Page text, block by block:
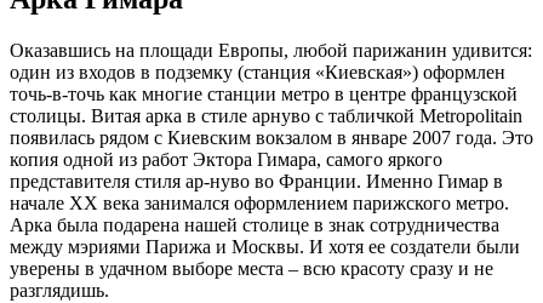
Оказавшись на площади Европы, любой парижанин удивится:
один из входов в подземку (станция «Киевская») оформлен
точь-в-точь как многие станции метро в центре французской
столицы. Витая арка в стиле арнуво с табличкой Metropolitain
появилась рядом с Киевским вокзалом в январе 2007 года. Это
копия одной из работ Эктора Гимара, самого яркого
представителя стиля ар-нуво во Франции. Именно Гимар в
начале XX века занимался оформлением парижского метро.
Арка была подарена нашей столице в знак сотрудничества
между мэриями Парижа и Москвы. И хотя ее создатели были
уверены в удачном выборе места – всю красоту сразу и не
разглядишь.